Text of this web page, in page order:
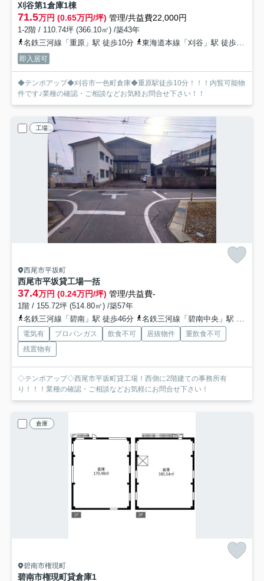
刈谷第1倉庫1棟
71.5万円 (0.65万円/坪) 管理/共益費22,000円
1-2階 / 110.74坪 (366.10㎡) /築43年
名鉄三河線「重原」駅 徒歩10分
東海道本線「刈谷」駅 徒歩16分
即入居可
◆テンポアップ◆刈谷市一色町倉庫◆重原駅徒歩10分！！！内覧可能物
件です♪業種の確認・ご相談などお気軽お問合せ下さい！！
工場
西尾市平坂町
西尾市平坂貸工場一括
37.4万円 (0.24万円/坪) 管理/共益費-
1階 / 155.72坪 (514.80㎡) /築57年
名鉄三河線「碧南」駅 徒歩46分
名鉄三河線「碧南中央」駅 徒歩52分
電気有 プロパンガス 飲食不可 居抜物件
重飲食不可
残置物有
◇テンポアップ◇西尾市平坂町貸工場！西側に2階建ての事務所有
り！！！業種の確認・ご相談などお気軽にお問合せ下さい！
倉庫
碧南市権現町
碧南市権現町貸倉庫1